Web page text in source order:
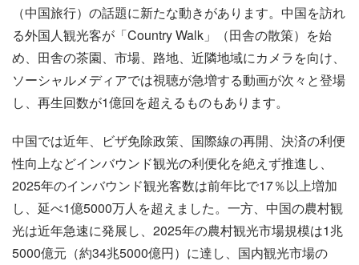
（中国旅行）の話題に新たな動きがあります。中国を訪れ
る外国人観光客が「Country Walk」（田舎の散策）を始
め、田舎の茶園、市場、路地、近隣地域にカメラを向け、
ソーシャルメディアでは視聴が急増する動画が次々と登場
し、再生回数が1億回を超えるものもあります。
中国では近年、ビザ免除政策、国際線の再開、決済の利便
性向上などインバウンド観光の利便化を絶えず推進し、
2025年のインバウンド観光客数は前年比で17％以上増加
し、延べ1億5000万人を超えました。一方、中国の農村観
光は近年急速に発展し、2025年の農村観光市場規模は1兆
5000億元（約34兆5000億円）に達し、国内観光市場の